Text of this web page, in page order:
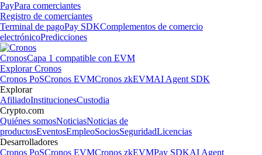
PayPara comerciantes
Registro de comerciantes
Terminal de pagoPay SDKComplementos de comercio
electrónicoPredicciones
CronosCapa 1 compatible con EVM
Explorar Cronos
Cronos PoSCronos EVMCronos zkEVMAI Agent SDK
Explorar
AfiliadoInstitucionesCustodia
Crypto.com
Quiénes somosNoticiasNoticias de
productosEventosEmpleoSociosSeguridadLicencias
Desarrolladores
Cronos PoSCronos EVMCronos zkEVMPay SDKAI Agent